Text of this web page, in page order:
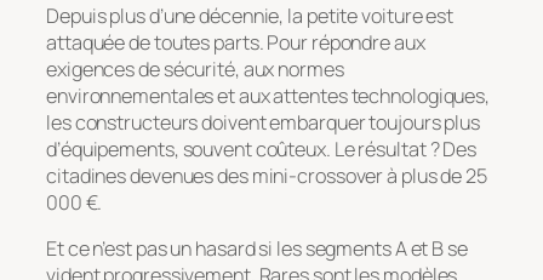
Depuis plus d’une décennie, la petite voiture est
attaquée de toutes parts. Pour répondre aux
exigences de sécurité, aux normes
environnementales et aux attentes technologiques,
les constructeurs doivent embarquer toujours plus
d’équipements, souvent coûteux. Le résultat ? Des
citadines devenues des mini-crossover à plus de 25
000 €.
Et ce n’est pas un hasard si les segments A et B se